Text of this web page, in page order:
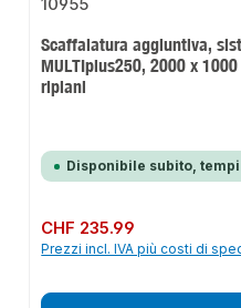
Scaffalatura aggiuntiva,
MULTIplus250, 2000 x
ripiani
Disponibile subito,
Prezzo normale:
CHF 235.99
Prezzi incl. IVA più costi di